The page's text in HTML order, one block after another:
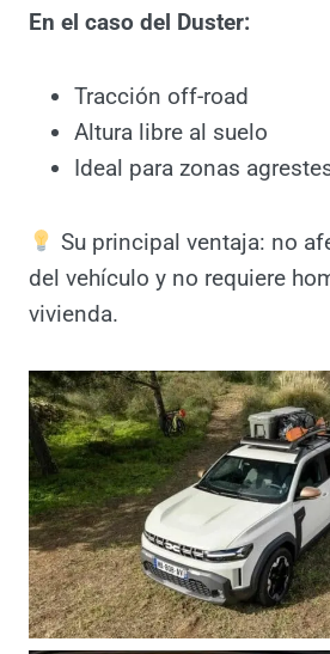
Persianas opacas para
de techo (hasta 65 kg)
En el caso del Duster:
Tracción off-road
Altura libre al suelo
Ideal para zonas
Su principal ventaja: no
diario del vehículo y no
homologación como